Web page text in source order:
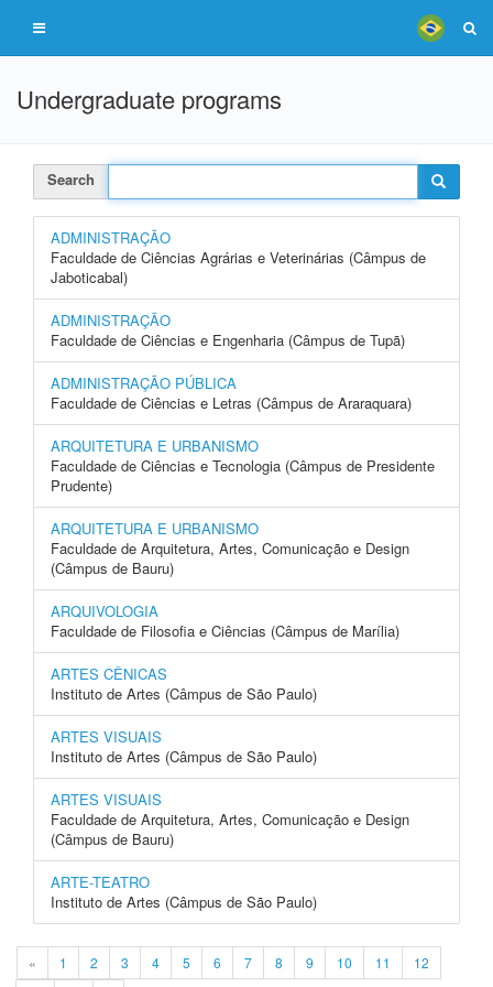
Undergraduate programs
Search
ADMINISTRAÇÃO
Faculdade de Ciências Agrárias e Veterinárias (Câmpus de
Jaboticabal)
ADMINISTRAÇÃO
Faculdade de Ciências e Engenharia (Câmpus de Tupã)
ADMINISTRAÇÃO PÚBLICA
Faculdade de Ciências e Letras (Câmpus de Araraquara)
ARQUITETURA E URBANISMO
Faculdade de Ciências e Tecnologia (Câmpus de Presidente
Prudente)
ARQUITETURA E URBANISMO
Faculdade de Arquitetura, Artes, Comunicação e Design
(Câmpus de Bauru)
ARQUIVOLOGIA
Faculdade de Filosofia e Ciências (Câmpus de Marília)
ARTES CÊNICAS
Instituto de Artes (Câmpus de São Paulo)
ARTES VISUAIS
Instituto de Artes (Câmpus de São Paulo)
ARTES VISUAIS
Faculdade de Arquitetura, Artes, Comunicação e Design
(Câmpus de Bauru)
ARTE-TEATRO
Instituto de Artes (Câmpus de São Paulo)
« 1 2 3 4 5 6 7 8 9 10 11
12